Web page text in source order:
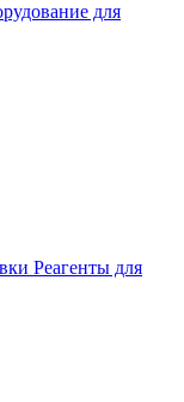
для
Реагенты для